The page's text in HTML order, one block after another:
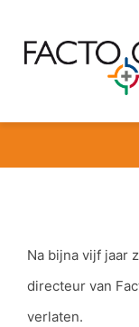
naar
PROJECTEN
Na bijna vijf jaar
directeur van
verlaten.